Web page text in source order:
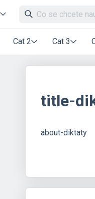
Cat 2 Cat 3
title-
about-diktaty